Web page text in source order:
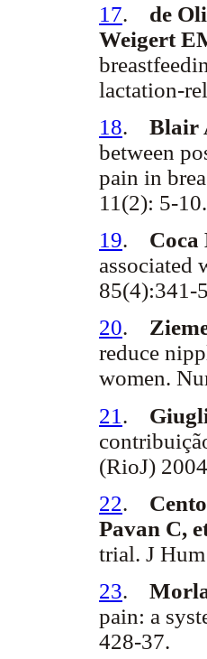
17. de
Weigert
lactation-
18. Blair
between
pain in
11(2): 5-10.
19. Coca
associated
85(4):341-
20.
reduce
women.
21 .
(RioJ)
22.
Pavan C,
trial. J
23.
pain: a
428-37.